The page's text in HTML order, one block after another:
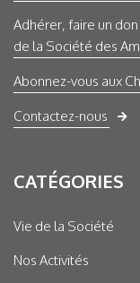
Adhérer, faire un
de la Société des
Abonnez-vous aux
Contactez-nous
CATÉGORIES
Vie de la Société
Nos Activités